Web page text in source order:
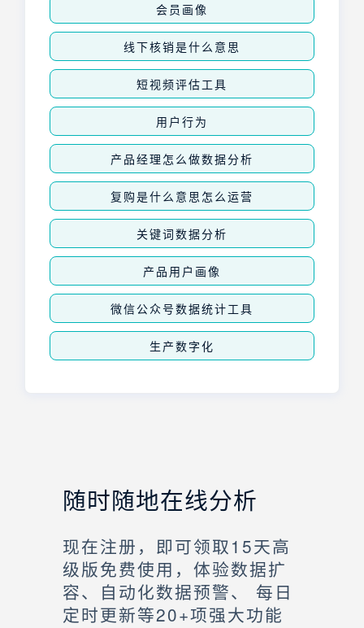
会员画像
线下核销是什么意思
短视频评估工具
用户行为
产品经理怎么做数据分析
复购是什么意思怎么运营
关键词数据分析
产品用户画像
微信公众号数据统计工具
生产数字化
随时随地在线分析
现在注册，即可领取15天高
级版免费使用，体验数据扩
容、自动化数据预警、 每日
定时更新等20+项强大功能